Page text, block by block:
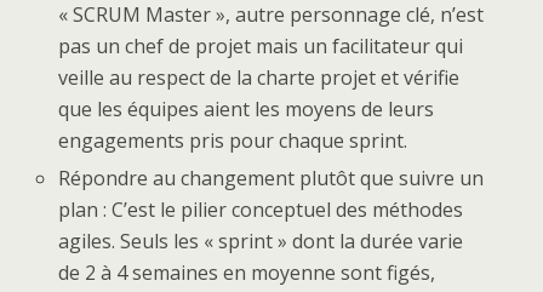
« SCRUM Master », autre personnage clé, n’est
pas un chef de projet mais un facilitateur qui
veille au respect de la charte projet et vérifie
que les équipes aient les moyens de leurs
engagements pris pour chaque sprint.
Répondre au changement plutôt que suivre un
plan : C’est le pilier conceptuel des méthodes
agiles. Seuls les « sprint » dont la durée varie
de 2 à 4 semaines en moyenne sont figés,